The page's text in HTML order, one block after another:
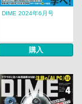
DIME 2024年6月号
購入